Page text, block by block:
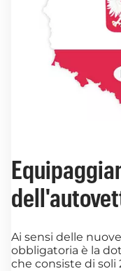
Ai sensi delle
obbligatoria è la
che consiste di soli